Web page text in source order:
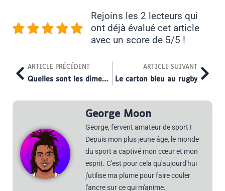
Rejoins les 2 lecteurs qui
ont déjà évalué cet article
avec un score de 5/5 !
ARTICLE PRÉCÉDENT
Quelles sont les dimensions d’un terrain de rugby ?
ARTICLE SUIVANT
Le carton bleu au rugby
George Moon
George, fervent amateur de sport !
Depuis mon plus jeune âge, le monde
du sport a captivé mon cœur et mon
esprit. C'est pour cela qu'aujourd'hui
j'utilise ma plume pour faire couler
l'ancre sur ce qui m'anime.